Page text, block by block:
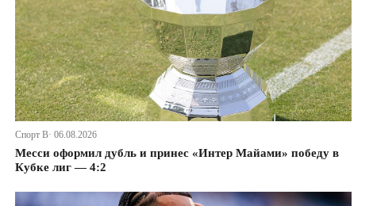
Спорт В· 06.08.2026
Месси оформил дубль и принес «Интер Майами» победу в
Кубке лиг — 4:2